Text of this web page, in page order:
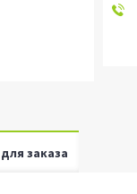
заказа